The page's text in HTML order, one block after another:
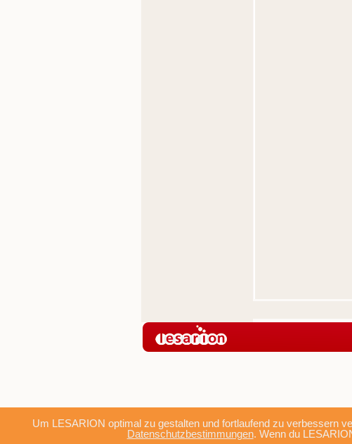
Um LESARION optimal zu gestalten und fortlaufend zu verbessern
Datenschutzbestimmungen. Wenn du